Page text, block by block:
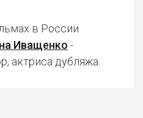
в России
Иващенко -
актриса дубляжа.